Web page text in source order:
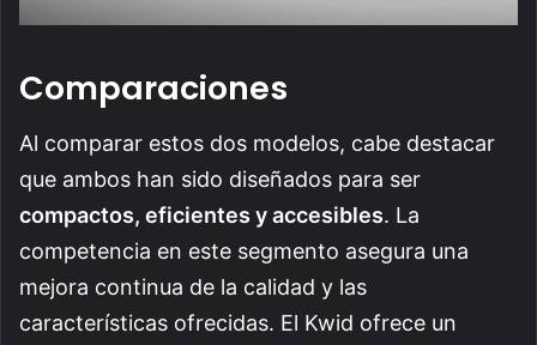
Comparaciones
Al comparar estos dos modelos, cabe destacar
que ambos han sido diseñados para ser
compactos, eficientes y accesibles. La
competencia en este segmento asegura una
mejora continua de la calidad y las
características ofrecidas. El Kwid ofrece un